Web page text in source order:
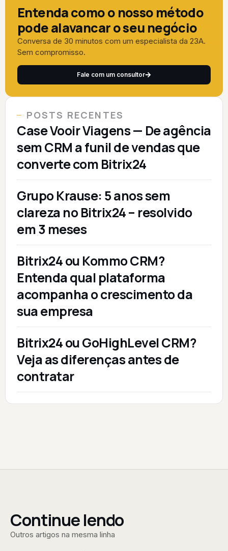
Entenda como o nosso método
pode alavancar o seu negócio
Conversa de 30 minutos com um especialista da 23A.
Sem compromisso.
Fale com um consultor
POSTS RECENTES
Case Vooir Viagens — De agência
sem CRM a funil de vendas que
converte com Bitrix24
Grupo Krause: 5 anos sem
clareza no Bitrix24 – resolvido
em 3 meses
Bitrix24 ou Kommo CRM?
Entenda qual plataforma
acompanha o crescimento da
sua empresa
Bitrix24 ou GoHighLevel CRM?
Veja as diferenças antes de
contratar
Continue lendo
Outros artigos na mesma linha